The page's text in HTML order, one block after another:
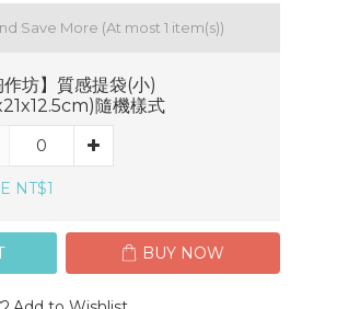
Save More (At most 1 item(s))
作坊】質感提袋(小)
隨機樣式
NT$1
BUY NOW